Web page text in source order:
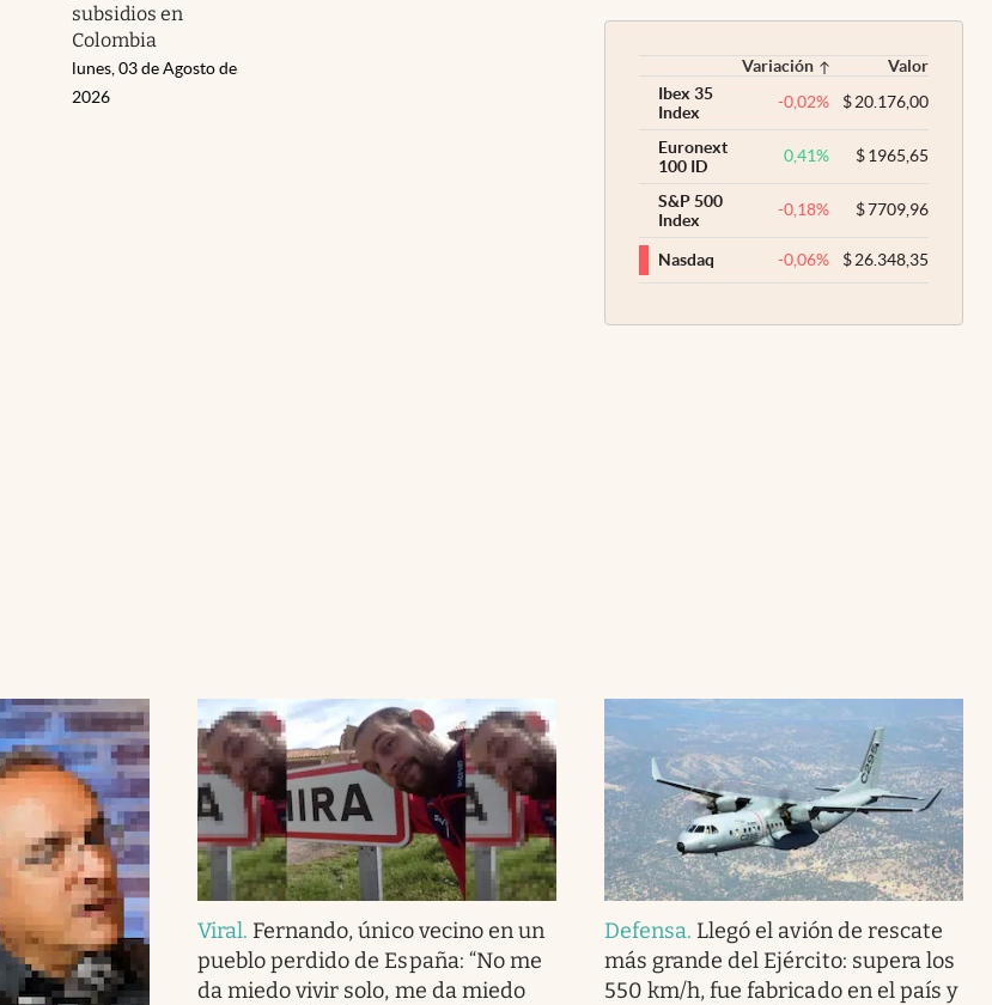
subsidios en
Colombia
lunes, 03 de Agosto de
2026
Variación
Valor
Ibex 35
Index
-0,02% $20.176,00
Euronext
100 ID
0,41% $1965,65
S&P 500
Index
-0,18% $7709,96
Nasdaq -0,06% $26.348,35
Viral. Fernando, único vecino en un
pueblo perdido de España: “No me
da miedo vivir solo, me da miedo
Defensa. Llegó el avión de rescate
más grande del Ejército: supera los
550 km/h, fue fabricado en el país y